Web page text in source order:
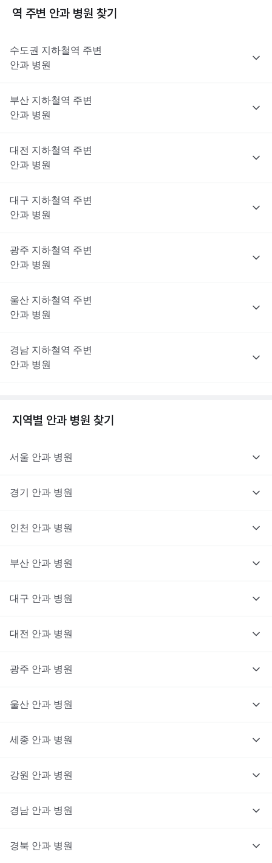
역 주변 안과 병원 찾기
수도권 지하철역 주변
안과 병원
부산 지하철역 주변
안과 병원
대전 지하철역 주변
안과 병원
대구 지하철역 주변
안과 병원
광주 지하철역 주변
안과 병원
울산 지하철역 주변
안과 병원
경남 지하철역 주변
안과 병원
지역별 안과 병원 찾기
서울 안과 병원
경기 안과 병원
인천 안과 병원
부산 안과 병원
대구 안과 병원
대전 안과 병원
광주 안과 병원
울산 안과 병원
세종 안과 병원
강원 안과 병원
경남 안과 병원
경북 안과 병원